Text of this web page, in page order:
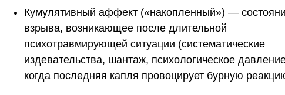
Кумулятивный аффект («накопленный») —
взрыва, возникающее после длительной
психотравмирующей ситуации (систематические
издевательства, шантаж, психологическое
когда последняя капля провоцирует бурную